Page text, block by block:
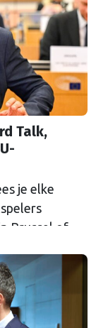
Talk,
je elke
Brussel of